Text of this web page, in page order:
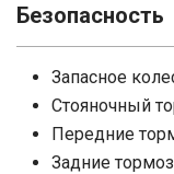
Безопасность
Запасное
Стояночный
Передние
Задние